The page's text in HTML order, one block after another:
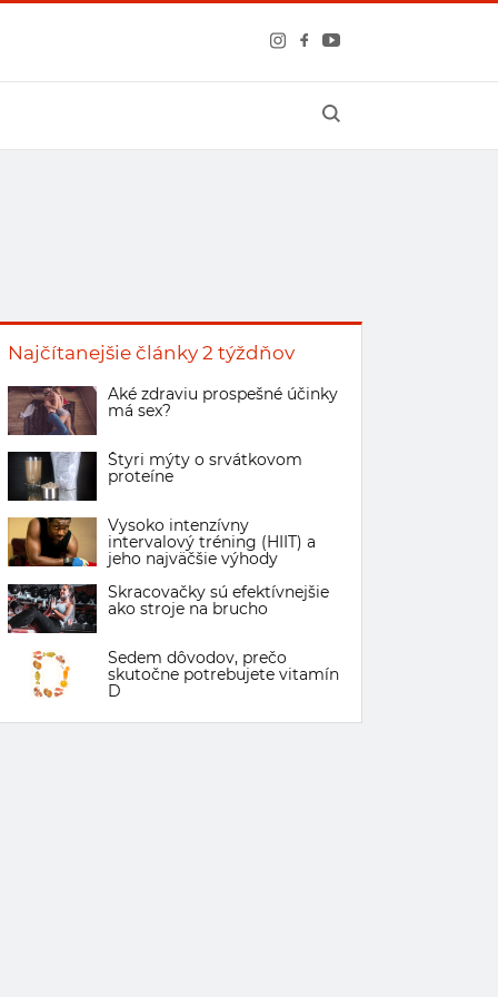
Najčítanejšie články 2 týždňov
Aké zdraviu prospešné účinky
má sex?
Štyri mýty o srvátkovom
proteíne
Vysoko intenzívny
intervalový tréning (HIIT) a
jeho najväčšie výhody
Skracovačky sú efektívnejšie
ako stroje na brucho
Sedem dôvodov, prečo
skutočne potrebujete vitamín
D